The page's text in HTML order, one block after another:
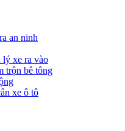
an ninh
lý xe ra vào
trộn bê tông
xe ô tô